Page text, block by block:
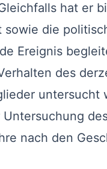
hat er
die
Ereignis
des
untersucht
nach den